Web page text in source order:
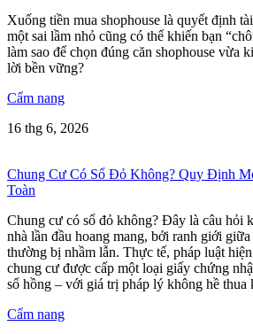
Xuống tiền mua shophouse là quyết định
một sai lầm nhỏ cũng có thể khiến bạn
làm sao để chọn đúng căn shophouse vừa
lời bền vững?
Cẩm nang
16 thg 6, 2026
Chung Cư Có Sổ Đỏ Không? Quy Định
Toàn
Chung cư có sổ đỏ không? Đây là câu hỏi
nhà lần đầu hoang mang, bởi ranh giới giữa
thường bị nhầm lẫn. Thực tế, pháp luật
chung cư được cấp một loại giấy chứng
sổ hồng – với giá trị pháp lý không hề thua
Cẩm nang